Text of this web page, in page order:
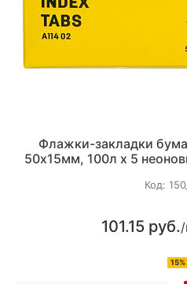
Флажки-закладки
50х15мм, 100л х 5
Код:
101.15 руб.
15%